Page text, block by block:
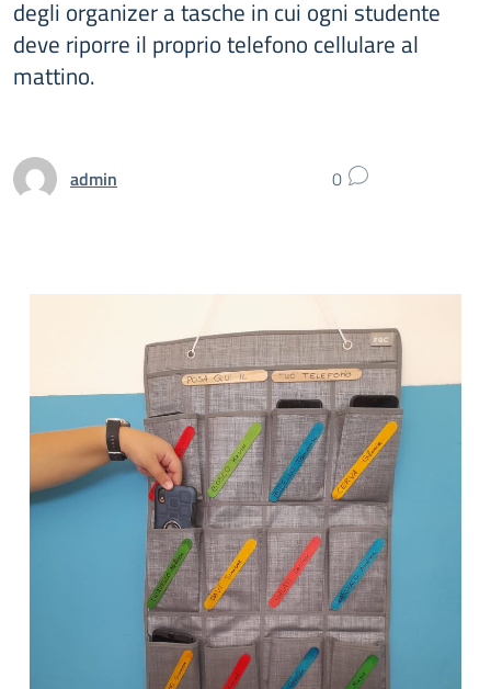
degli organizer a tasche in cui ogni studente
deve riporre il proprio telefono cellulare al
mattino.
admin 0